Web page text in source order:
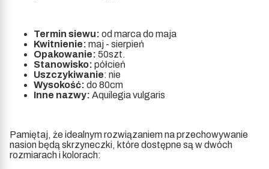
Termin siewu: od marca do maja
Kwitnienie: maj - sierpień
Opakowanie: 50szt.
Stanowisko: półcień
Uszczykiwanie: nie
Wysokość: do 80cm
Inne nazwy: Aquilegia vulgaris
Pamiętaj, że idealnym rozwiązaniem na przechowywanie
nasion będą skrzyneczki, które dostępne są w dwóch
rozmiarach i kolorach: